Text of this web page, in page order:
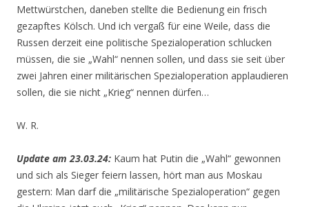
Mettwürstchen, daneben stellte die Bedienung ein frisch
gezapftes Kölsch. Und ich vergaß für eine Weile, dass die
Russen derzeit eine politische Spezialoperation schlucken
müssen, die sie „Wahl“ nennen sollen, und dass sie seit über
zwei Jahren einer militärischen Spezialoperation applaudieren
sollen, die sie nicht „Krieg“ nennen dürfen…
W. R.
Update am 23.03.24: Kaum hat Putin die „Wahl“ gewonnen
und sich als Sieger feiern lassen, hört man aus Moskau
gestern: Man darf die „militärische Spezialoperation“ gegen